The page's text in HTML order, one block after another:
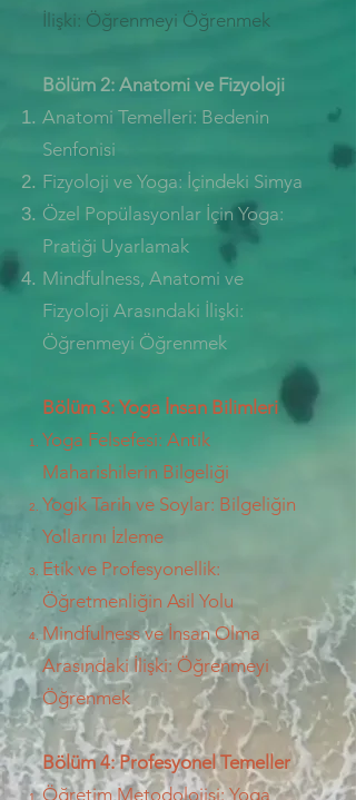
İlişki: Öğrenmeyi Öğrenmek
Bölüm 2: Anatomi ve Fizyoloji
Anatomi Temelleri: Bedenin
Senfonisi​
Fizyoloji ve Yoga: İçindeki Simya​
Özel Popülasyonlar İçin Yoga:
Pratiği Uyarlamak​
Mindfulness, Anatomi ve
Fizyoloji Arasındaki İlişki:
Öğrenmeyi Öğrenmek
Bölüm 3: Yoga İnsan Bilimleri
Yoga Felsefesi: Antik
Maharishilerin Bilgeliği
​Yogik Tarih ve Soylar: Bilgeliğin
Yollarını İzleme
​Etik ve Profesyonellik:
Öğretmenliğin Asil Yolu
Mindfulness ve İnsan Olma
Arasındaki İlişki: Öğrenmeyi
Öğrenmek
Bölüm 4: Profesyonel Temeller
Öğretim Metodolojisi: Yoga